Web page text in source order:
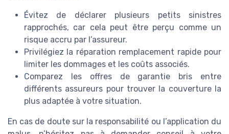
Évitez de déclarer plusieurs petits sinistres
rapprochés, car cela peut être perçu comme un
risque accru par l’assureur.
Privilégiez la réparation remplacement rapide pour
limiter les dommages et les coûts associés.
Comparez les offres de garantie bris entre
différents assureurs pour trouver la couverture la
plus adaptée à votre situation.
En cas de doute sur la responsabilité ou l’application du